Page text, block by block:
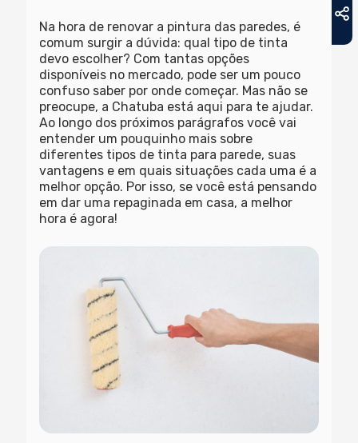
Na hora de renovar a pintura das paredes, é
comum surgir a dúvida: qual tipo de tinta
devo escolher? Com tantas opções
disponíveis no mercado, pode ser um pouco
confuso saber por onde começar. Mas não se
preocupe, a Chatuba está aqui para te ajudar.
Ao longo dos próximos parágrafos você vai
entender um pouquinho mais sobre
diferentes tipos de tinta para parede, suas
vantagens e em quais situações cada uma é a
melhor opção. Por isso, se você está pensando
em dar uma repaginada em casa, a melhor
hora é agora!